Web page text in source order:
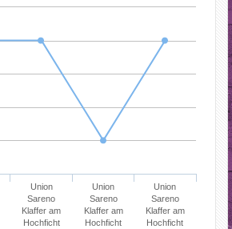
Union
Sareno
Klaffer am
Hochficht
Union
Sareno
Klaffer am
Hochficht
Union
Sareno
Klaffer am
Hochficht